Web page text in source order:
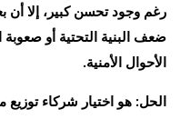
رغم وجود تحسن كبير، إلا أن
ضعف البنية التحتية أو
الأحوال الأمنية.
الحل: هو اختيار شركاء